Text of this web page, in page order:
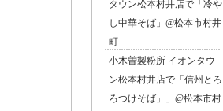
タウン松本村井店で「冷や
し中華そば」@松本市村井
町
小木曽製粉所 イオンタウ
ン松本村井店で「信州とろ
ろつけそば」」@松本市村